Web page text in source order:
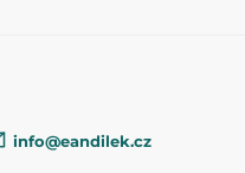
info@eandilek.cz